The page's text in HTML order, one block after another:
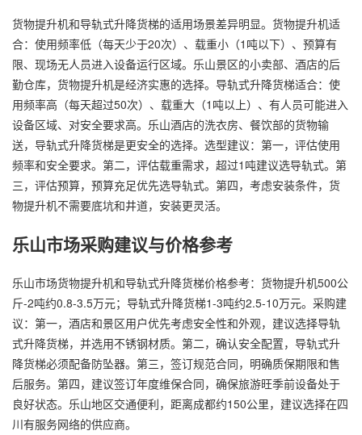
货物提升机和导轨式升降货梯的适用场景差异明显。货物提升机适
合：使用频率低（每天少于20次）、载重小（1吨以下）、预算有
限、现场无人员进入设备运行区域。乐山景区的小卖部、酒店的后
勤仓库，货物提升机是经济实惠的选择。导轨式升降货梯适合：使
用频率高（每天超过50次）、载重大（1吨以上）、有人员可能进入
设备区域、对安全要求高。乐山酒店的洗衣房、餐饮部的货物输
送，导轨式升降货梯是更安全的选择。选型建议：第一，评估使用
频率和安全要求。第二，评估载重需求，超过1吨建议选导轨式。第
三，评估预算，预算充足优先选导轨式。第四，考虑安装条件，货
物提升机不需要底坑和井道，安装更灵活。
乐山市场采购建议与价格参考
乐山市场货物提升机和导轨式升降货梯价格参考：货物提升机500公
斤-2吨约0.8-3.5万元；导轨式升降货梯1-3吨约2.5-10万元。采购建
议：第一，酒店和景区用户优先考虑安全性和外观，建议选择导轨
式升降货梯，并选用不锈钢材质。第二，确认安全配置，导轨式升
降货梯必须配备防坠器。第三，签订规范合同，明确质保期限和售
后服务。第四，建议签订年度维保合同，确保旅游旺季前设备处于
良好状态。乐山地区交通便利，距离成都约150公里，建议选择在四
川有服务网络的供应商。